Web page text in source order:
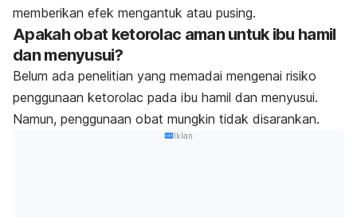
memberikan efek mengantuk atau pusing.
Apakah obat ketorolac aman untuk ibu hamil
dan menyusui?
Belum ada penelitian yang memadai mengenai risiko
penggunaan ketorolac pada ibu hamil dan menyusui.
Namun, penggunaan obat mungkin tidak disarankan.
Iklan